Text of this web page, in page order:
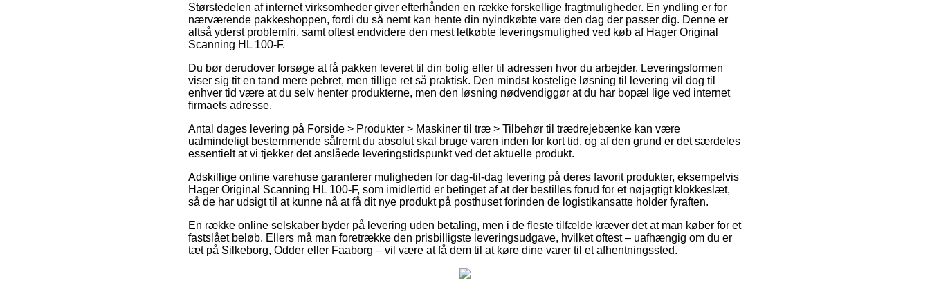
Størstedelen af internet virksomheder giver efterhånden en række forskellige fragtmuligheder. En yndling er for
nærværende pakkeshoppen, fordi du så nemt kan hente din nyindkøbte vare den dag der passer dig. Denne er
altså yderst problemfri, samt oftest endvidere den mest letkøbte leveringsmulighed ved køb af Hager Original
Scanning HL 100-F.
Du bør derudover forsøge at få pakken leveret til din bolig eller til adressen hvor du arbejder. Leveringsformen
viser sig tit en tand mere pebret, men tillige ret så praktisk. Den mindst kostelige løsning til levering vil dog til
enhver tid være at du selv henter produkterne, men den løsning nødvendiggør at du har bopæl lige ved internet
firmaets adresse.
Antal dages levering på Forside > Produkter > Maskiner til træ > Tilbehør til trædrejebænke kan være
ualmindeligt bestemmende såfremt du absolut skal bruge varen inden for kort tid, og af den grund er det særdeles
essentielt at vi tjekker det anslåede leveringstidspunkt ved det aktuelle produkt.
Adskillige online varehuse garanterer muligheden for dag-til-dag levering på deres favorit produkter, eksempelvis
Hager Original Scanning HL 100-F, som imidlertid er betinget af at der bestilles forud for et nøjagtigt klokkeslæt,
så de har udsigt til at kunne nå at få dit nye produkt på posthuset forinden de logistikansatte holder fyraften.
En række online selskaber byder på levering uden betaling, men i de fleste tilfælde kræver det at man køber for et
fastslået beløb. Ellers må man foretrække den prisbilligste leveringsudgave, hvilket oftest – uafhængig om du er
tæt på Silkeborg, Odder eller Faaborg – vil være at få dem til at køre dine varer til et afhentningssted.